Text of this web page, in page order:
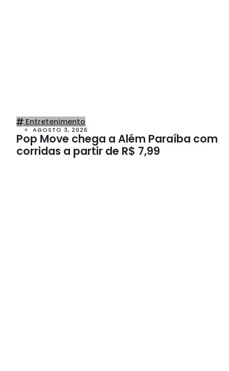
Entretenimento
AGOSTO 3, 2026
Pop Move chega a Além Paraíba com
corridas a partir de R$ 7,99